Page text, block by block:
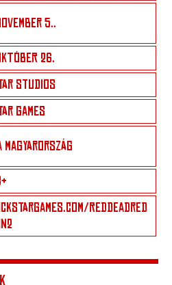
5..
26.
STUDIOS
GAMES
MAGYARORSZÁG
REDDEADRED